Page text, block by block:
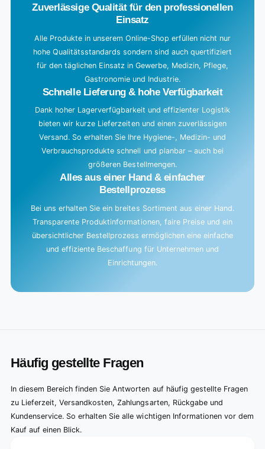
Zuverlässige Qualität für den professionellen
Einsatz
Alle Produkte in unserem Online-Shop erfüllen nicht nur
hohe Qualitätsstandards sondern sind auch quertifiziert
für den täglichen Einsatz in Gewerbe, Medizin, Pflege,
Gastronomie und Industrie.
Schnelle Lieferung & hohe Verfügbarkeit
Dank hoher Lagerverfügbarkeit und effizienter Logistik
bieten wir kurze Lieferzeiten und einen zuverlässigen
Versand. So erhalten Sie Ihre Hygiene-, Medizin- und
Verbrauchsprodukte schnell und planbar – auch bei
größeren Bestellmengen.
Alles aus einer Hand & einfacher
Bestellprozess
Bei uns erhalten Sie ein breites Sortiment aus einer Hand.
Transparente Produktinformationen, faire Preise und ein
übersichtlicher Bestellprozess ermöglichen eine einfache
und effiziente Beschaffung für Unternehmen und
Einrichtungen.
Häufig gestellte Fragen
In diesem Bereich finden Sie Antworten auf häufig gestellte Fragen
zu Lieferzeit, Versandkosten, Zahlungsarten, Rückgabe und
Kundenservice. So erhalten Sie alle wichtigen Informationen vor dem
Kauf auf einen Blick.